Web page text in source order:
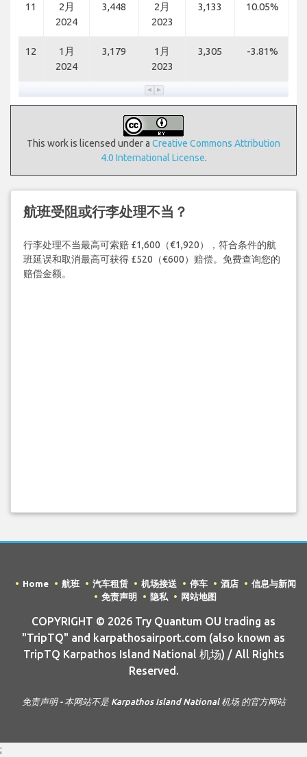
11
2月
2024
3,448
2月
2023
3,133 10.05%
12
1月
2024
3,179
1月
2023
3,305 -3.81%
This work is licensed under a Creative Commons Attribution
4.0 International License.
航班受阻或行李处理不当？
行李处理不当最高可索赔 £1,600（€1,920），符合条件的航
班延误和取消最高可获得 £520（€600）赔偿。免费查询您的
赔偿金额。
Home 航班 汽车租赁 机场接送 停车 酒店
信息与新闻
免责声明
隐私 网站地图
COPYRIGHT © 2026 Try Quantum OU trading as
"TripTQ" and karpathosairport.com (also known as
TripTQ Karpathos Island National 机场) / All Rights
Reserved.
免责声明 - 本网站不是 Karpathos Island National 机场 的官方网站
;